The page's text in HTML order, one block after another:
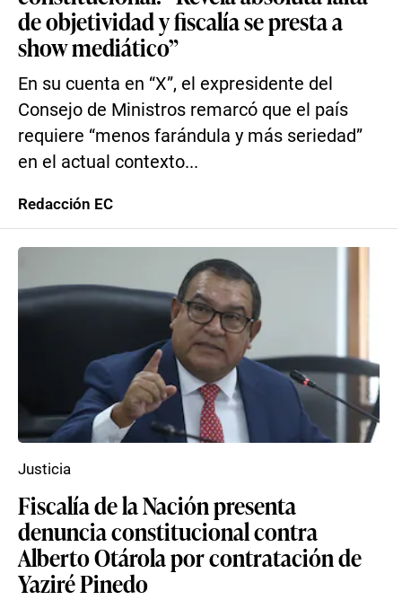
de objetividad y fiscalía se presta a
show mediático”
En su cuenta en “X”, el expresidente del
Consejo de Ministros remarcó que el país
requiere “menos farándula y más seriedad”
en el actual contexto...
Redacción EC
Fiscalía de la Nación presenta
denuncia constitucional contra
Alberto Otárola por contratación de
Yaziré Pinedo
Justicia